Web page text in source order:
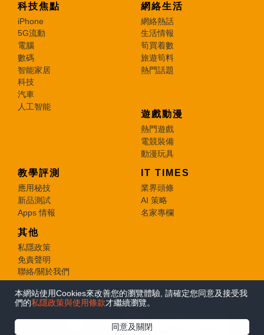
本網站使用Cookies來改善您的瀏覽體驗, 請確定您同意及接受我
們的私隱政策與使用條款才繼續瀏覽。
同意及關閉
科技焦點
iPhone
5G流動
電腦
數碼
智能家居
科技
汽車
人工智能
網絡生活
網絡熱話
生活情報
筍買着數
旅遊筍料
熱門話題
遊戲動漫
熱門遊戲
電競裝備
動漫玩具
教學評測
應用秘技
新品測試
Apps 情報
IT TIMES
業界頭條
AI 策略
名家專欄
其他
私隱政策
免責聲明
聯絡/關於我們
© 2026 e-zone. All Rights Reserved.